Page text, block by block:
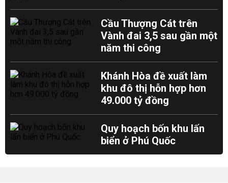
Cầu Thượng Cát trên
Vành đai 3,5 sau gần một
năm thi công
Khánh Hòa đề xuất làm
khu đô thị hỗn hợp hơn
49.000 tỷ đồng
Quy hoạch bốn khu lấn
biển ở Phú Quốc